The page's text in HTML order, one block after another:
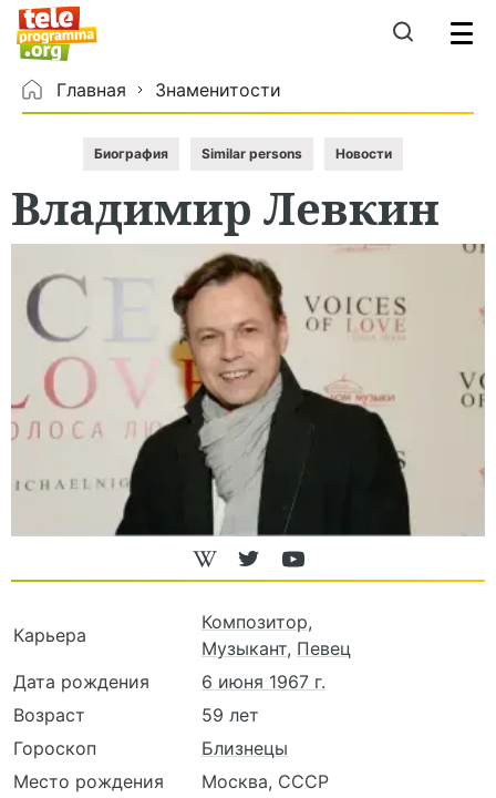
Главная Знаменитости
Биография Similar persons Новости
Владимир Левкин
Карьера
Композитор,
Музыкант, Певец
Дата рождения
6 июня 1967 г.
Возраст
59 лет
Гороскоп
Близнецы
Место рождения
Москва, СССР